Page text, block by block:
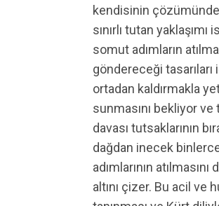
kendisinin
sınırlı tutan
somut adımların
göndereceği
ortadan kaldırmakla
sunmasını bekliyor ve
davası tutsaklarının
dağdan inecek
adımlarının
altını çizer. Bu acil ve